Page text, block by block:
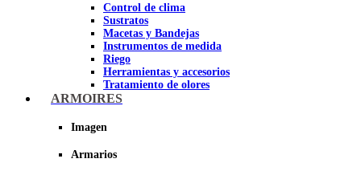
Control de clima
Sustratos
Macetas y Bandejas
Instrumentos de medida
Riego
Herramientas y accesorios
Tratamiento de olores
Insecticidas y fungicidas
Papel Reflectante para Cultivo de
ARMOIRES
Imagen
Armarios